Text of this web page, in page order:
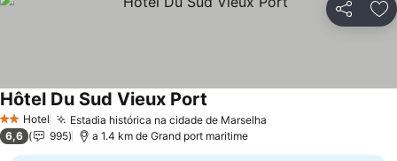
Partilhar
2 Estrelas
Hotel Estadia histórica na cidade de Marselha
Hôtel Du Sud Vieux Port
6,6 995 a 1.4 km de Grand port maritime